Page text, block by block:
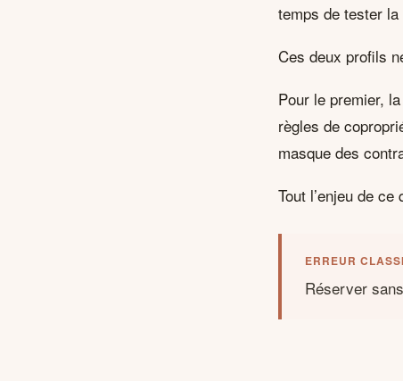
temps de tester
Ces deux profils
Pour le premier,
règles de
masque des
Tout l’enjeu de
ERREUR
Réserver